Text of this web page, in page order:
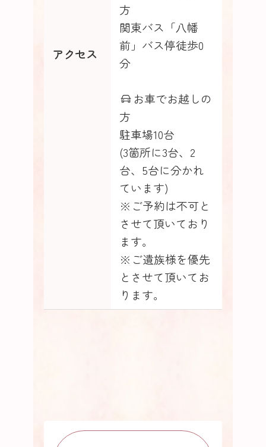
アクセス
方
関東バス「八幡
前」バス停徒歩0
分
お車でお越しの
方
駐車場10台
(3箇所に3台、2
台、5台に分かれ
ています)
※ご予約は不可と
させて頂いており
ます。
※ご遺族様を優先
とさせて頂いてお
ります。